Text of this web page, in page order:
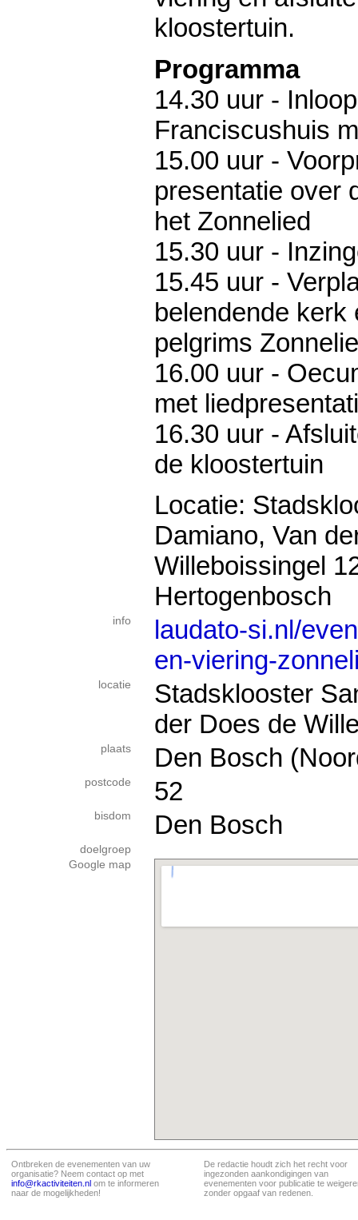
kloostertuin.
Programma
14.30 uur -
Franciscushuis
15.00 uur -
presentatie over
het Zonnelied
15.30 uur -
15.45 uur -
belendende kerk
pelgrims
16.00 uur -
met
16.30 uur -
de kloostertuin
Locatie:
Damiano, Van
Willeboissingel
Hertogenbosch
info
laudato-si.nl/
en-viering-
locatie
Stadsklooster
der Does de
plaats Den Bosch
postcode 52
bisdom Den Bosch
doelgroep
Google map
Ontbreken de evenementen van uw
organisatie? Neem contact op met
info@rkactiviteiten.nl om te informeren
naar de mogelijkheden!
De redactie houdt zich het recht voor
ingezonden aankondigingen van
evenementen voor publicatie te
zonder opgaaf van redenen.